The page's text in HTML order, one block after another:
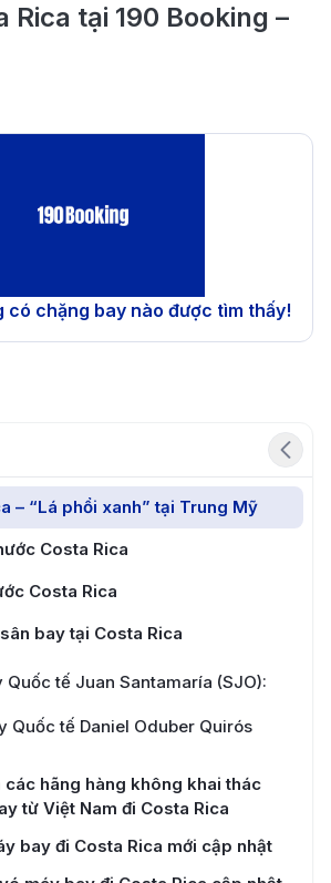
Rica tại 190 Booking –
có chặng bay nào được tìm thấy!
– “Lá phổi xanh” tại Trung Mỹ
Costa Rica
Costa Rica
bay tại Costa Rica
Quốc tế Juan Santamaría (SJO):
Quốc tế Daniel Oduber Quirós
các hãng hàng không khai thác
từ Việt Nam đi Costa Rica
bay đi Costa Rica mới cập nhật